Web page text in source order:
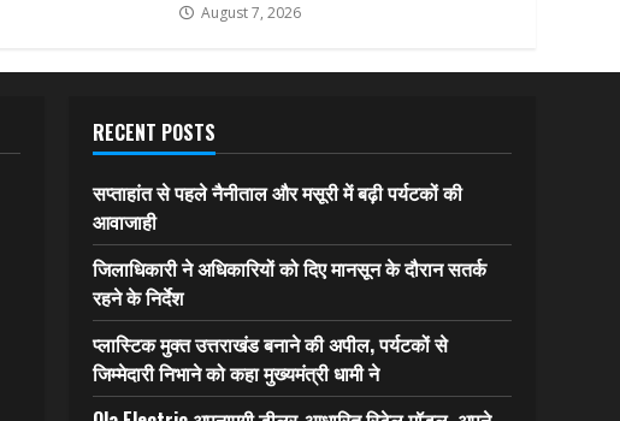
August 7, 2026
RECENT POSTS
सप्ताहांत से पहले नैनीताल और मसूरी में बढ़ी पर्यटकों की
आवाजाही
जिलाधिकारी ने अधिकारियों को दिए मानसून के दौरान सतर्क
रहने के निर्देश
प्लास्टिक मुक्त उत्तराखंड बनाने की अपील, पर्यटकों से
जिम्मेदारी निभाने को कहा मुख्यमंत्री धामी ने